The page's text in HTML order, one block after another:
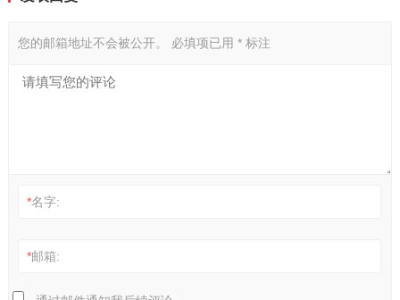
您的邮箱地址不会被公开。 必填项已用 *标注
*名字:
*邮箱:
通过邮件通知我后续评论